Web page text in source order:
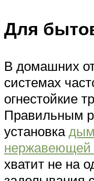
Для
В домашних
системах
огнестойкие
Правильным
установка
нержавеющей
хватит не на